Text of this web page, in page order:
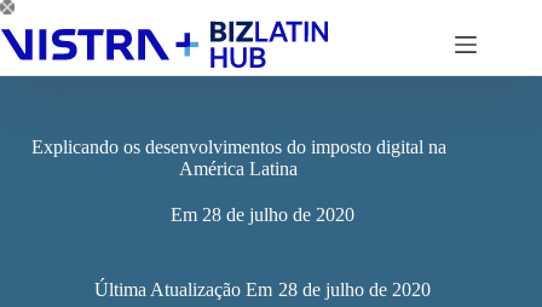
Pular
para
conteúdo
Explicando os desenvolvimentos do imposto digital na
América Latina
Em 28 de julho de 2020
Última Atualização Em 28 de julho de 2020